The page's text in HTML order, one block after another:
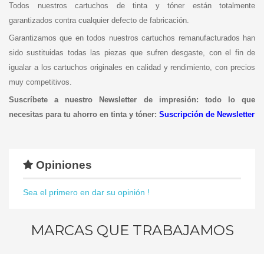
Todos nuestros cartuchos de tinta y tóner están totalmente
garantizados contra cualquier defecto de fabricación.
Garantizamos que en todos nuestros cartuchos remanufacturados han
sido sustituidas todas las piezas que sufren desgaste, con el fin de
igualar a los cartuchos originales en calidad y rendimiento, con precios
muy competitivos.
Suscríbete a nuestro Newsletter de impresión: todo lo que
necesitas para tu ahorro en tinta y tóner: Suscripción de Newsletter
Opiniones
Sea el primero en dar su opinión !
MARCAS QUE TRABAJAMOS